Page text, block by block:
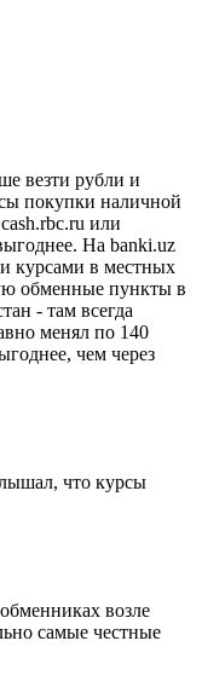
везти рубли и
покупки наличной
или
На banki.uz
курсами в местных
обменные пункты в
- там всегда
менял по 140
чем через
что курсы
возле
самые честные